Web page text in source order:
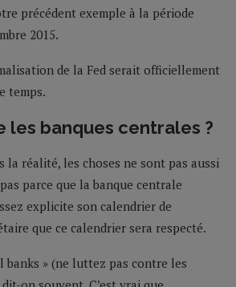
précédent exemple à la période
2015.
de la Fed serait officiellement
temps.
les banques centrales ?
la réalité, les choses ne sont pas aussi
parce que la banque centrale
explicite son calendrier de
que ce calendrier sera respecté.
banks » (ne luttez pas contre les